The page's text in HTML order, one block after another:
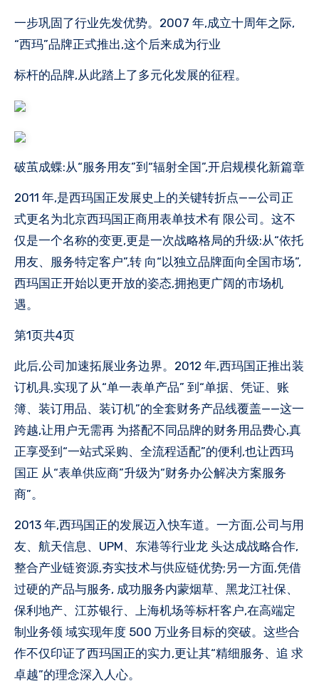
一步巩固了行业先发优势。2007 年,成立十周年之际,
“西玛”品牌正式推出,这个后来成为行业
标杆的品牌,从此踏上了多元化发展的征程。
破茧成蝶:从“服务用友”到“辐射全国”,开启规模化新篇章
2011 年,是西玛国正发展史上的关键转折点——公司正
式更名为北京西玛国正商用表单技术有 限公司。这不
仅是一个名称的变更,更是一次战略格局的升级:从“依托
用友、服务特定客户”,转 向“以独立品牌面向全国市场”,
西玛国正开始以更开放的姿态,拥抱更广阔的市场机
遇。
第1页共4页
此后,公司加速拓展业务边界。2012 年,西玛国正推出装
订机具,实现了从“单一表单产品” 到“单据、凭证、账
簿、装订用品、装订机”的全套财务产品线覆盖——这一
跨越,让用户无需再 为搭配不同品牌的财务用品费心,真
正享受到“一站式采购、全流程适配”的便利,也让西玛
国正 从“表单供应商”升级为“财务办公解决方案服务
商”。
2013 年,西玛国正的发展迈入快车道。一方面,公司与用
友、航天信息、UPM、东港等行业龙 头达成战略合作,
整合产业链资源,夯实技术与供应链优势;另一方面,凭借
过硬的产品与服务, 成功服务内蒙烟草、黑龙江社保、
保利地产、江苏银行、上海机场等标杆客户,在高端定
制业务领 域实现年度 500 万业务目标的突破。这些合
作不仅印证了西玛国正的实力,更让其“精细服务、追 求
卓越”的理念深入人心。